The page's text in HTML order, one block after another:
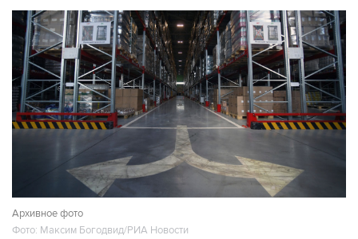
Архивное фото
Фото: Максим Богодвид/РИА Новости